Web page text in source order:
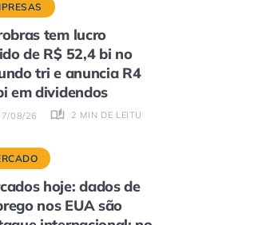
tem lucro
de R$ 52,4 bi no
tri e anuncia R4
em dividendos
08/26 2 MIN DE LEITURA
hoje: dados de
nos EUA são